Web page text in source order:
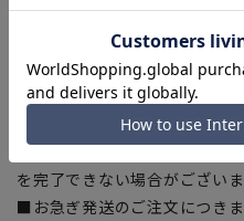
商品もございます。
■ブラウザやお使いのモニタ
加減により、実際の商品と掲
います。
■店舗や各モールサイトと商
上、ご注文いただいたタイミ
を完了できない場合がござい
■お急ぎ発送のご注文につき